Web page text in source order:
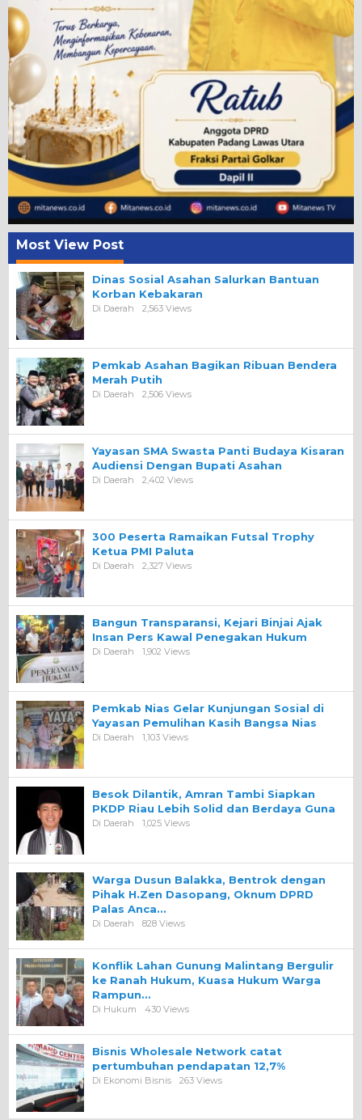
Most View Post
Dinas Sosial Asahan Salurkan Bantuan
Korban Kebakaran
Di Daerah 2,563 Views
Pemkab Asahan Bagikan Ribuan Bendera
Merah Putih
Di Daerah 2,506 Views
Yayasan SMA Swasta Panti Budaya Kisaran
Audiensi Dengan Bupati Asahan
Di Daerah 2,402 Views
300 Peserta Ramaikan Futsal Trophy
Ketua PMI Paluta
Di Daerah 2,327 Views
Bangun Transparansi, Kejari Binjai Ajak
Insan Pers Kawal Penegakan Hukum
Di Daerah 1,902 Views
Pemkab Nias Gelar Kunjungan Sosial di
Yayasan Pemulihan Kasih Bangsa Nias
Di Daerah 1,103 Views
Besok Dilantik, Amran Tambi Siapkan
PKDP Riau Lebih Solid dan Berdaya Guna
Di Daerah 1,025 Views
Warga Dusun Balakka, Bentrok dengan
Pihak H.Zen Dasopang, Oknum DPRD
Palas Anca…
Di Daerah 828 Views
Konflik Lahan Gunung Malintang Bergulir
ke Ranah Hukum, Kuasa Hukum Warga
Rampun…
Di Hukum 430 Views
Bisnis Wholesale Network catat
pertumbuhan pendapatan 12,7%
Di Ekonomi Bisnis 263 Views